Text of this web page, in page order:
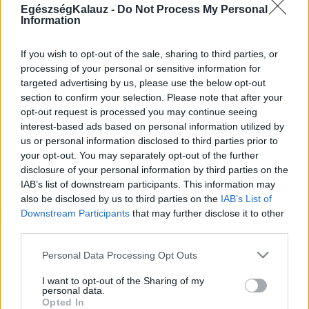
EgészségKalauz - Do Not Process My Personal
Information
If you wish to opt-out of the sale, sharing to third parties, or
processing of your personal or sensitive information for
targeted advertising by us, please use the below opt-out
section to confirm your selection. Please note that after your
opt-out request is processed you may continue seeing
interest-based ads based on personal information utilized by
us or personal information disclosed to third parties prior to
your opt-out. You may separately opt-out of the further
disclosure of your personal information by third parties on the
IAB’s list of downstream participants. This information may
also be disclosed by us to third parties on the IAB’s List of
Downstream Participants that may further disclose it to other
Please note that this website/app uses one or more Google
not limited to your visit or usage behaviour. You may click to
grant or deny consent to Google and its third-party tags to
Personal Data Processing Opt Outs
I want to opt-out of the Sharing of my
personal data.
Opted In
valóban léteznek, vagy ez
Negatív kalóriás ételek - most
megtudhatja, valóban léteznek,
vagy ez csupán egy diétás mítosz